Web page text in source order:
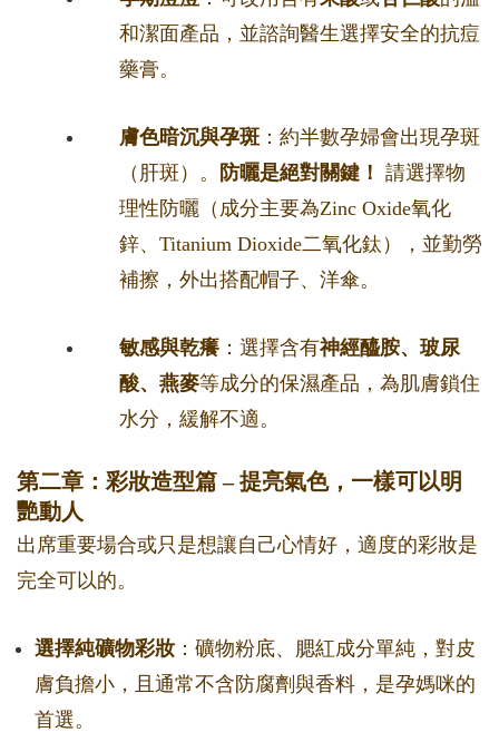
和潔面產品，並諮詢醫生選擇安全的抗痘
藥膏。
膚色暗沉與孕斑 ：約半數孕婦會出現孕斑
（肝斑）。
防曬是絕對關鍵！ 請選擇物
理性防曬（成分主要為Zinc Oxide氧化
鋅、Titanium Dioxide二氧化鈦），並勤勞
補擦，外出搭配帽子、洋傘。
敏感與乾癢 ：選擇含有神經醯胺、玻尿
酸、燕麥等成分的保濕產品，為肌膚鎖住
水分，緩解不適。
第二章：彩妝造型篇 – 提亮氣色，一樣可以明
艷動人
出席重要場合或只是想讓自己心情好，適度的彩妝是
完全可以的。
選擇純礦物彩妝 ：礦物粉底、腮紅成分單純，對皮
膚負擔小，且通常不含防腐劑與香料，是孕媽咪的
首選。